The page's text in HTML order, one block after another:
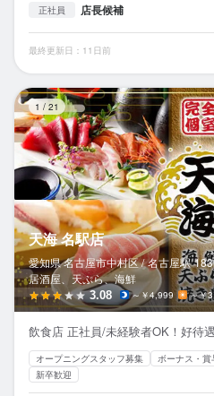
正社員 店長候補
最終更新日：11日前
1 / 21
天海 名駅店
愛知県 名古屋市中村区 / 名古屋駅
居酒屋、天ぷら、海鮮
3.08 ～￥4,999 ～￥
飲食店 正社員/未経験者OK！好待
オープニングスタッフ募集 ボーナス・賞
新卒歓迎